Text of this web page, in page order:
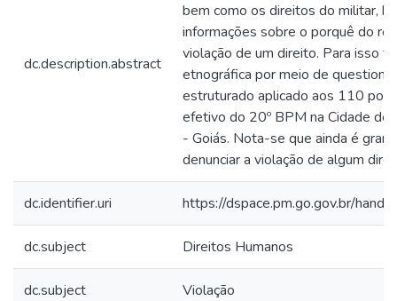
dc.description.abstract
bem como os direitos do militar,
informações sobre o porquê do
violação de um direito. Para isso
etnográfica por meio de
estruturado aplicado aos 110
efetivo do 20º BPM na Cidade de
- Goiás. Nota-se que ainda é
denunciar a violação de algum
dc.identifier.uri https://dspace.pm.go.gov.br/
dc.subject Direitos Humanos
dc.subject Violação